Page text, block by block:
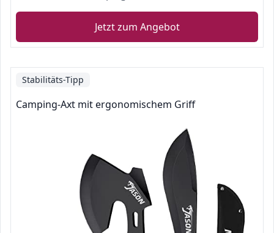
Jetzt zum Angebot
Stabilitäts-Tipp
Camping-Axt mit ergonomischem Griff